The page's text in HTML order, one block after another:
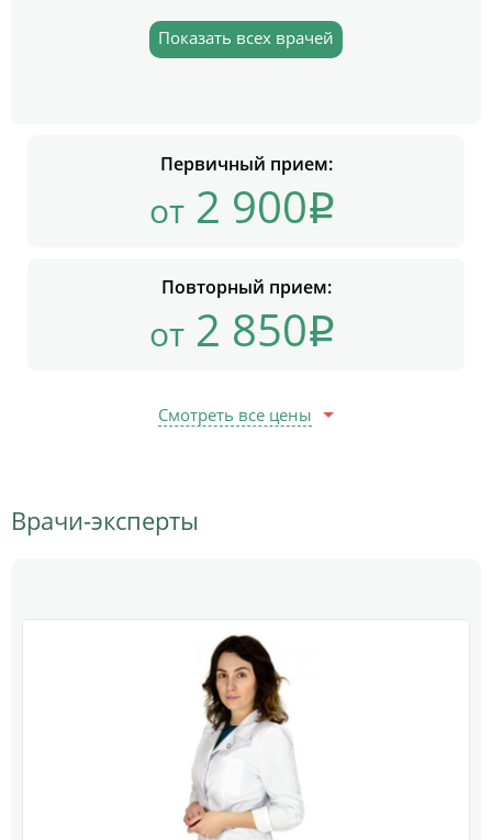
Показать всех врачей
Первичный прием:
от2 900
Повторный прием:
от2 850
Смотреть все цены
Врачи-эксперты